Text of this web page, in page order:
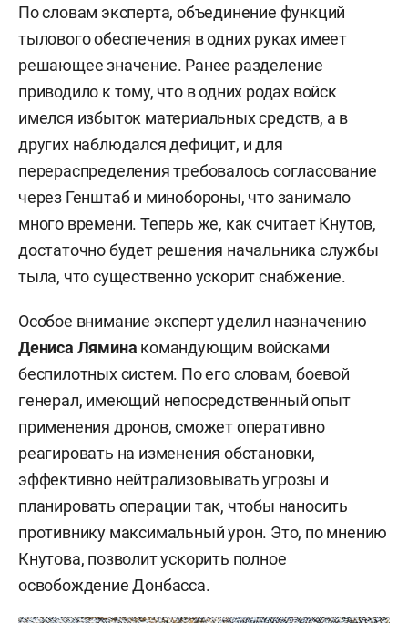
По словам эксперта, объединение функций
тылового обеспечения в одних руках имеет
решающее значение. Ранее разделение
приводило к тому, что в одних родах войск
имелся избыток материальных средств, а в
других наблюдался дефицит, и для
перераспределения требовалось согласование
через Генштаб и минобороны, что занимало
много времени. Теперь же, как считает Кнутов,
достаточно будет решения начальника службы
тыла, что существенно ускорит снабжение.
Особое внимание эксперт уделил назначению
Дениса Лямина командующим войсками
беспилотных систем. По его словам, боевой
генерал, имеющий непосредственный опыт
применения дронов, сможет оперативно
реагировать на изменения обстановки,
эффективно нейтрализовывать угрозы и
планировать операции так, чтобы наносить
противнику максимальный урон. Это, по мнению
Кнутова, позволит ускорить полное
освобождение Донбасса.